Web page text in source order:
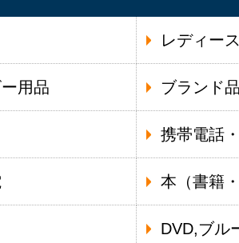
レディー
用品 ブランド
携帯電話
本（書籍
DVD,ブル